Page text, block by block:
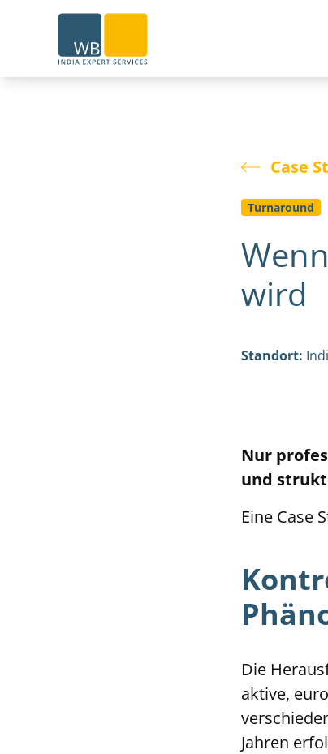
Case
Turnaround
wird
Standort:
Nur
und
Eine Case
Die
aktive,
Jahren